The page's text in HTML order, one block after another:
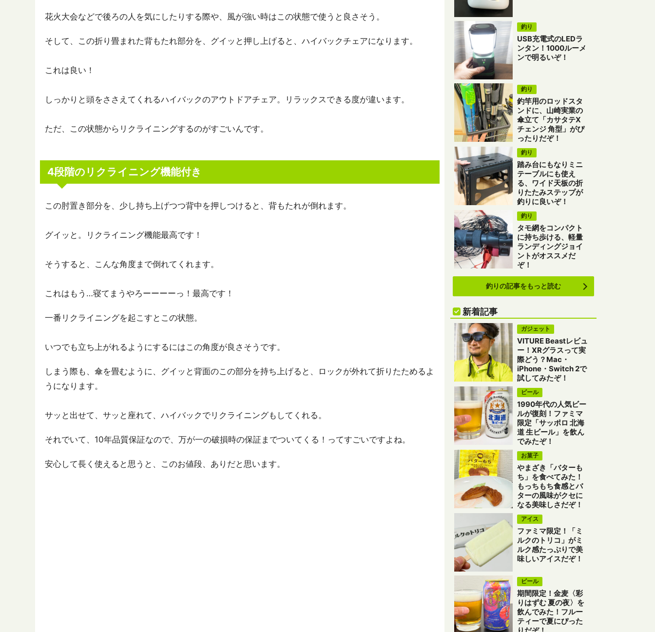
花火大会などで後ろの人を気にしたりする際や、風が強い時はこの状態で使うと良さそう。
そして、この折り畳まれた背もたれ部分を、グイッと押し上げると、ハイバックチェアになります。
これは良い！
しっかりと頭をささえてくれるハイバックのアウトドアチェア。リラックスできる度が違います。
ただ、この状態からリクライニングするのがすごいんです。
4段階のリクライニング機能付き
この肘置き部分を、少し持ち上げつつ背中を押しつけると、背もたれが倒れます。
グイッと。リクライニング機能最高です！
そうすると、こんな角度まで倒れてくれます。
これはもう…寝てまうやろーーーーっ！最高です！
一番リクライニングを起こすとこの状態。
いつでも立ち上がれるようにするにはこの角度が良さそうです。
しまう際も、傘を畳むように、グイッと背面のこの部分を持ち上げると、ロックが外れて折りたためるよ
うになります。
サッと出せて、サッと座れて、ハイバックでリクライニングもしてくれる。
それでいて、10年品質保証なので、万が一の破損時の保証までついてくる！ってすごいですよね。
安心して長く使えると思うと、このお値段、ありだと思います。
釣り
USB充電式のLEDラ
ンタン！1000ルーメ
ンで明るいぞ！
釣り
釣竿用のロッドスタ
ンドに、山崎実業の
傘立て「カサタテX
チェンジ 角型」がぴ
ったりだぞ！
釣り
踏み台にもなりミニ
テーブルにも使え
る、ワイド天板の折
りたたみステップが
釣りに良いぞ！
釣り
タモ網をコンパクト
に持ち歩ける、軽量
ランディングジョイ
ントがオススメだ
ぞ！
釣りの記事をもっと読む
新着記事
ガジェット
VITURE Beastレビュ
ー！XRグラスって実
際どう？Mac・
iPhone・Switch 2で
試してみたぞ！
ビール
1990年代の人気ビー
ルが復刻！ファミマ
限定「サッポロ 北海
道 生ビール」を飲ん
でみたぞ！
お菓子
やまざき「バターも
ち」を食べてみた！
もっちもち食感とバ
ターの風味がクセに
なる美味しさだぞ！
アイス
ファミマ限定！「ミ
ルクのトリコ」がミ
ルク感たっぷりで美
味しいアイスだぞ！
ビール
期間限定！金麦〈彩
りはずむ 夏の夜〉を
飲んでみた！フルー
ティーで夏にぴった